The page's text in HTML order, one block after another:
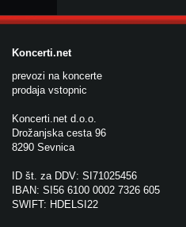
Koncerti.net
prevozi na koncerte
prodaja vstopnic
Koncerti.net d.o.o.
Drožanjska cesta 96
8290 Sevnica
ID št. za DDV: SI71025456
IBAN: SI56 6100 0002 7326 605
SWIFT: HDELSI22